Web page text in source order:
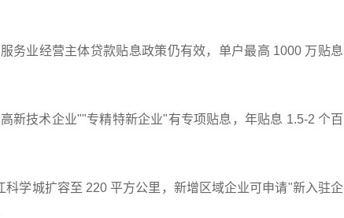
务业经营主体贷款贴息政策仍有效，单户最高 1000 万贴息
新技术企业""专精特新企业"有专项贴息，年贴息 1.5-2 个百
科学城扩容至 220 平方公里，新增区域企业可申请"新入驻企